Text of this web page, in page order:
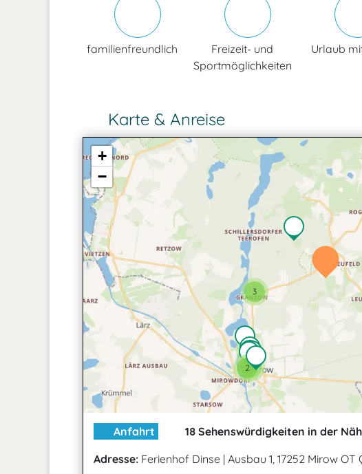
familienfreundlich
Freizeit- und
Sportmöglichkeiten
Urlaub
Karte & Anreise
3
3
2
2
+
−
Anfahrt
18 Sehenswürdigkeiten in der
Adresse: Ferienhof Dinse | Ausbau 1, 17252 Mirow OT